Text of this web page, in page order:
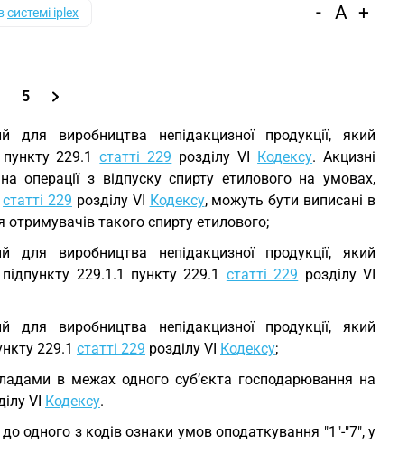
системі iplex - A +
5
виробництва непідакцизної продукції, який
пункту 229.1статті 229 розділу VI Кодексу. Акцизні
операції з відпуску спирту етилового на умовах,
статті 229 розділу VI Кодексу, можуть бути виписані в
отримувачів такого спирту етилового;
виробництва непідакцизної продукції, який
229.1.1 пункту 229.1 статті 229 розділу VI
виробництва непідакцизної продукції, який
229.1 статті 229 розділу VI Кодексу;
в межах одного суб’єкта господарювання на
VI Кодексу.
одного з кодів ознаки умов оподаткування "1"-"7", у